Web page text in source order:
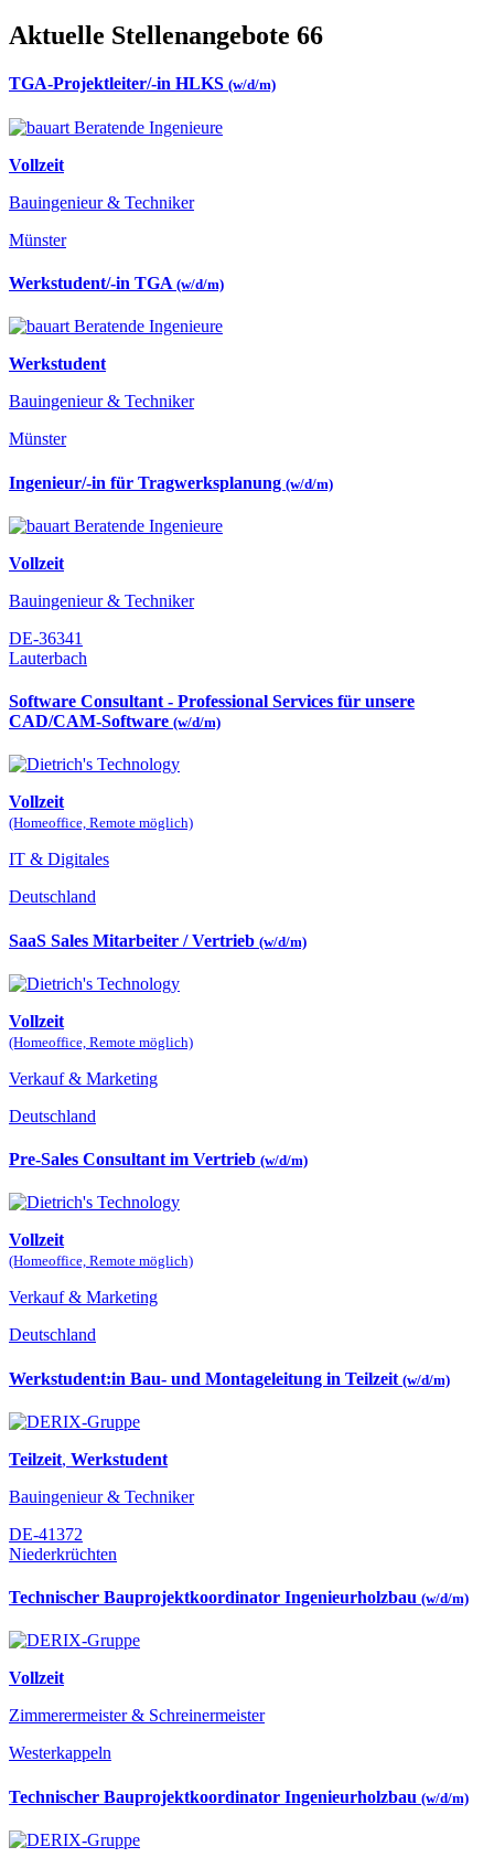
Aktuelle Stellenangebote 66
TGA-Projektleiter/-in HLKS (w/d/m)
Vollzeit
Bauingenieur & Techniker
Münster
Werkstudent/-in TGA (w/d/m)
Werkstudent
Bauingenieur & Techniker
Münster
Ingenieur/-in für Tragwerksplanung (w/d/m)
Vollzeit
Bauingenieur & Techniker
DE-36341
Lauterbach
Software Consultant - Professional Services für unsere
CAD/CAM-Software (w/d/m)
Vollzeit
(Homeoffice, Remote möglich)
IT & Digitales
Deutschland
SaaS Sales Mitarbeiter / Vertrieb (w/d/m)
Vollzeit
(Homeoffice, Remote möglich)
Verkauf & Marketing
Deutschland
Pre-Sales Consultant im Vertrieb (w/d/m)
Vollzeit
(Homeoffice, Remote möglich)
Verkauf & Marketing
Deutschland
Werkstudent:in Bau- und Montageleitung in Teilzeit (w/d/m)
Teilzeit, Werkstudent
Bauingenieur & Techniker
DE-41372
Niederkrüchten
Technischer Bauprojektkoordinator Ingenieurholzbau (w/d/m)
Vollzeit
Zimmerermeister & Schreinermeister
Westerkappeln
Technischer Bauprojektkoordinator Ingenieurholzbau (w/d/m)